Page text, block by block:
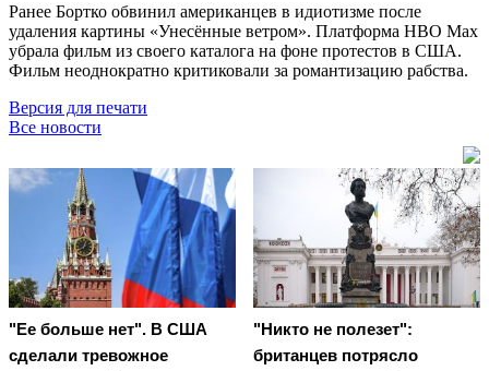
Ранее Бортко обвинил американцев в идиотизме после
удаления картины «Унесённые ветром». Платформа HBO Max
убрала фильм из своего каталога на фоне протестов в США.
Фильм неоднократно критиковали за романтизацию рабства.
Версия для печати
Все новости
"Ее больше нет". В США
сделали тревожное
"Никто не полезет":
британцев потрясло